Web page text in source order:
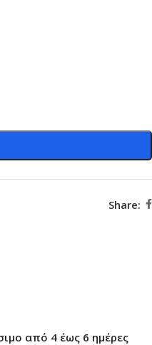
Share:
από 4 έως 6 ημέρες